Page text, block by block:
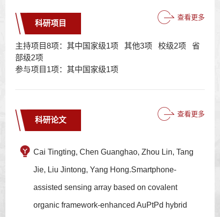
科研项目
查看更多
主持项目8项：其中国家级1项 其他3项 校级2项 省
部级2项
参与项目1项：其中国家级1项
科研论文
查看更多
Cai Tingting, Chen Guanghao, Zhou Lin, Tang
Jie, Liu Jintong, Yang Hong.Smartphone-
assisted sensing array based on covalent
organic framework-enhanced AuPtPd hybrid